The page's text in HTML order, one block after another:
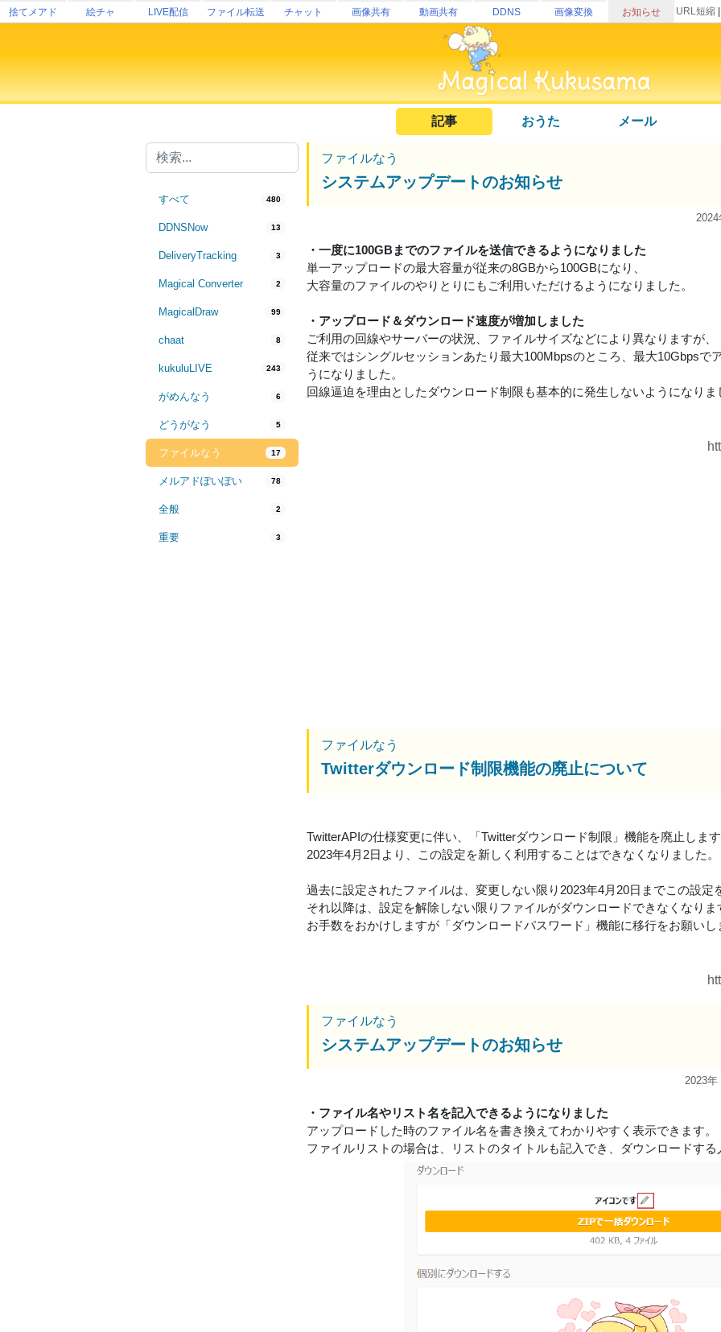
捨てメアド 絵チャ LIVE配信 ファイル転送 チャット 画像共有 動画共有 DDNS 画像変換 お知らせ URL短縮
記事 おうた メール
すべて 480
DDNSNow 13
DeliveryTracking 3
Magical Converter 2
MagicalDraw 99
chaat 8
kukuluLIVE 243
がめんなう 6
どうがなう 5
ファイルなう 17
メルアドぽいぽい 78
全般 2
重要 3
ファイルなう
システムアップデートのお知らせ
2024
・一度に100GBまでのファイルを送信できるようになりました
単一アップロードの最大容量が従来の8GBから100GBになり、
大容量のファイルのやりとりにもご利用いただけるようになりました。
・アップロード＆ダウンロード速度が増加しました
ご利用の回線やサーバーの状況、ファイルサイズなどにより異なりますが、
従来ではシングルセッションあたり最大100Mbpsのところ、最大10Gbpsで
うになりました。
回線逼迫を理由としたダウンロード制限も基本的に発生しないようになりま
ファイルなう
Twitterダウンロード制限機能の廃止について
TwitterAPIの仕様変更に伴い、「Twitterダウンロード制限」機能を廃止します
2023年4月2日より、この設定を新しく利用することはできなくなりました。
過去に設定されたファイルは、変更しない限り2023年4月20日までこの設定
それ以降は、設定を解除しない限りファイルがダウンロードできなくなりま
お手数をおかけしますが「ダウンロードパスワード」機能に移行をお願いし
ファイルなう
システムアップデートのお知らせ
2023年
・ファイル名やリスト名を記入できるようになりました
アップロードした時のファイル名を書き換えてわかりやすく表示できます。
ファイルリストの場合は、リストのタイトルも記入でき、ダウンロードする